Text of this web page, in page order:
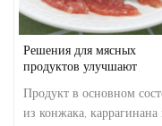
Решения для мясных
продуктов улучшают
Продукт в основном
из конжака, каррагинана